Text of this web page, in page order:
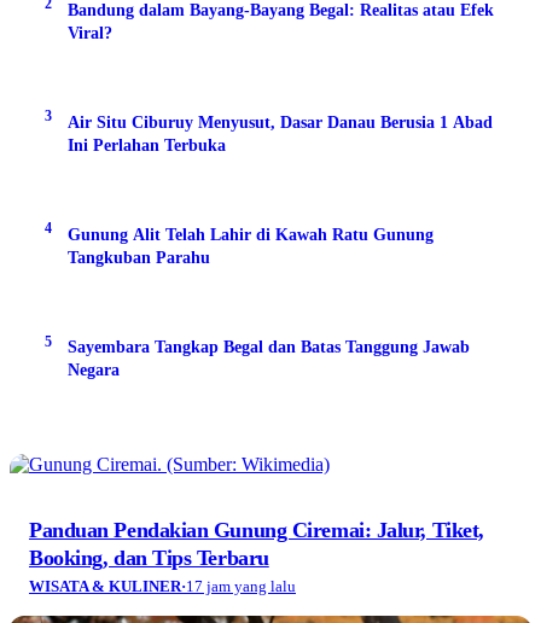
2
Bandung dalam Bayang-Bayang Begal: Realitas atau Efek
Viral?
3
Air Situ Ciburuy Menyusut, Dasar Danau Berusia 1 Abad
Ini Perlahan Terbuka
4
Gunung Alit Telah Lahir di Kawah Ratu Gunung
Tangkuban Parahu
5
Sayembara Tangkap Begal dan Batas Tanggung Jawab
Negara
Panduan Pendakian Gunung Ciremai: Jalur, Tiket,
Booking, dan Tips Terbaru
WISATA & KULINER·17 jam yang lalu